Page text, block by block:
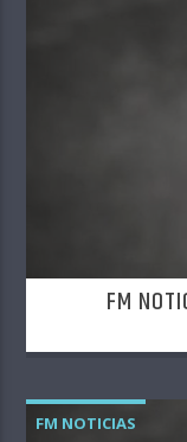
FM
FM NOTICIAS